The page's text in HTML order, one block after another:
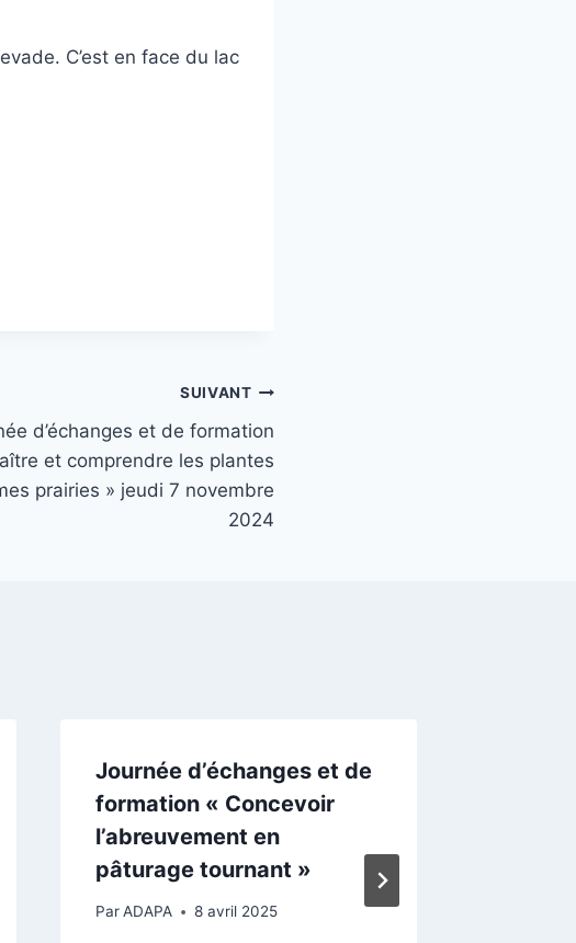
C’est en face du lac
SUIVANT
d’échanges et de formation
et comprendre les plantes
prairies » jeudi 7 novembre
2024
Journée d’échanges et de
formation « Concevoir
l’abreuvement en
pâturage tournant »
Par ADAPA 8 avril 2025